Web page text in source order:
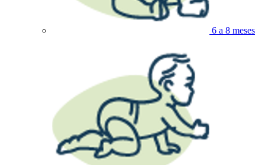
6 a 8 meses